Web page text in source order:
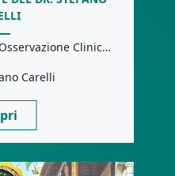
Calendario di Corsi di Osservazione Clinica su Paziente tenuti dal Dr. Stefano Carelli. Una occasione […]
Carelli